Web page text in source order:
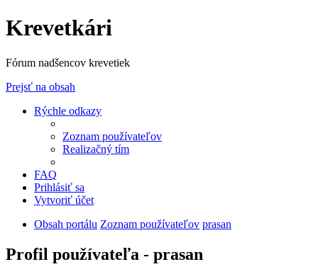
Krevetkári
Fórum nadšencov krevetiek
Prejsť na obsah
Rýchle odkazy
Zoznam používateľov
Realizačný tím
FAQ
Prihlásiť sa
Vytvoriť účet
Obsah portálu Zoznam používateľov prasan
Profil používateľa - prasan